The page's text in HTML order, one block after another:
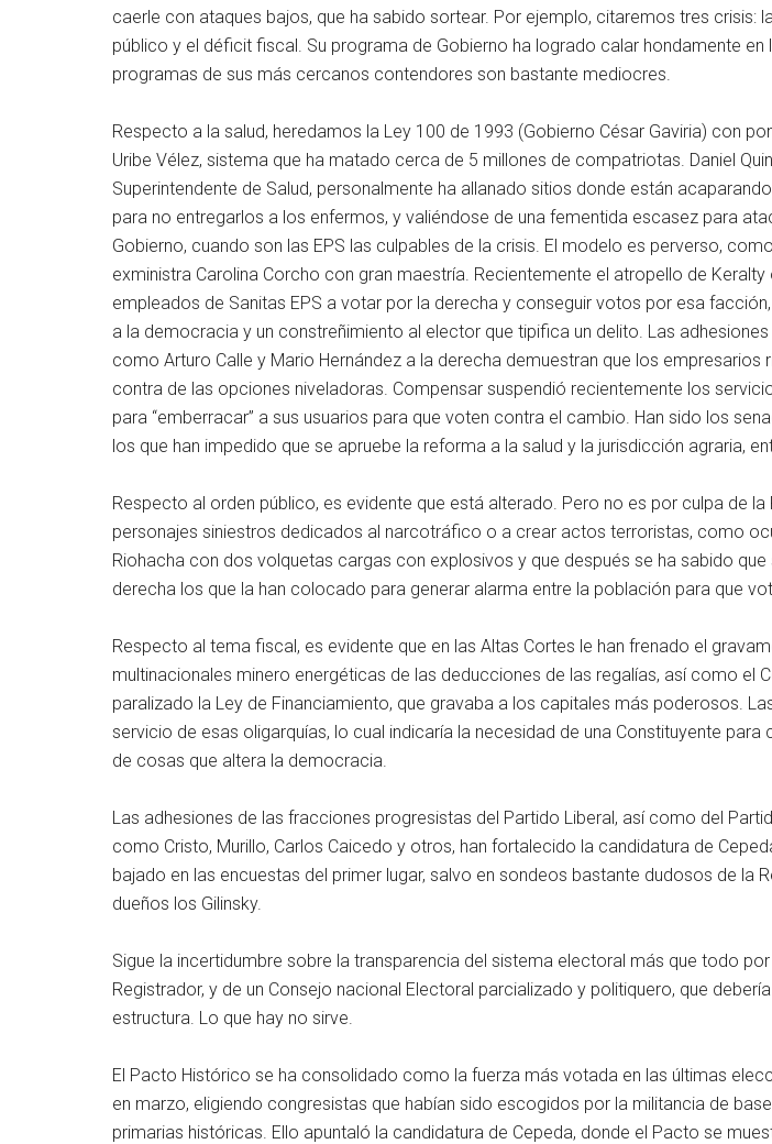
caerle con ataques bajos, que ha sabido sortear. Por ejemplo, citaremos tres crisis:
público y el déficit fiscal. Su programa de Gobierno ha logrado calar hondamente en
programas de sus más cercanos contendores son bastante mediocres.
Respecto a la salud, heredamos la Ley 100 de 1993 (Gobierno César Gaviria) con
Uribe Vélez, sistema que ha matado cerca de 5 millones de compatriotas. Daniel
Superintendente de Salud, personalmente ha allanado sitios donde están
para no entregarlos a los enfermos, y valiéndose de una fementida escasez para
Gobierno, cuando son las EPS las culpables de la crisis. El modelo es perverso,
exministra Carolina Corcho con gran maestría. Recientemente el atropello de
empleados de Sanitas EPS a votar por la derecha y conseguir votos por esa
a la democracia y un constreñimiento al elector que tipifica un delito. Las
como Arturo Calle y Mario Hernández a la derecha demuestran que los empresarios
contra de las opciones niveladoras. Compensar suspendió recientemente los
para “emberracar” a sus usuarios para que voten contra el cambio. Han sido los
los que han impedido que se apruebe la reforma a la salud y la jurisdicción agraria,
Respecto al orden público, es evidente que está alterado. Pero no es por culpa de la
personajes siniestros dedicados al narcotráfico o a crear actos terroristas, como
Riohacha con dos volquetas cargas con explosivos y que después se ha sabido
derecha los que la han colocado para generar alarma entre la población para que
Respecto al tema fiscal, es evidente que en las Altas Cortes le han frenado el
multinacionales minero energéticas de las deducciones de las regalías, así como el
paralizado la Ley de Financiamiento, que gravaba a los capitales más poderosos.
servicio de esas oligarquías, lo cual indicaría la necesidad de una Constituyente
de cosas que altera la democracia.
Las adhesiones de las fracciones progresistas del Partido Liberal, así como del
como Cristo, Murillo, Carlos Caicedo y otros, han fortalecido la candidatura de
bajado en las encuestas del primer lugar, salvo en sondeos bastante dudosos de la
dueños los Gilinsky.
Sigue la incertidumbre sobre la transparencia del sistema electoral más que todo
Registrador, y de un Consejo nacional Electoral parcializado y politiquero, que
estructura. Lo que hay no sirve.
El Pacto Histórico se ha consolidado como la fuerza más votada en las últimas
en marzo, eligiendo congresistas que habían sido escogidos por la militancia de
primarias históricas. Ello apuntaló la candidatura de Cepeda, donde el Pacto se